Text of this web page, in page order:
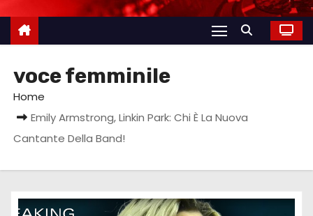
voce femminile
Home
Emily Armstrong, Linkin Park: Chi È La Nuova
Cantante Della Band!